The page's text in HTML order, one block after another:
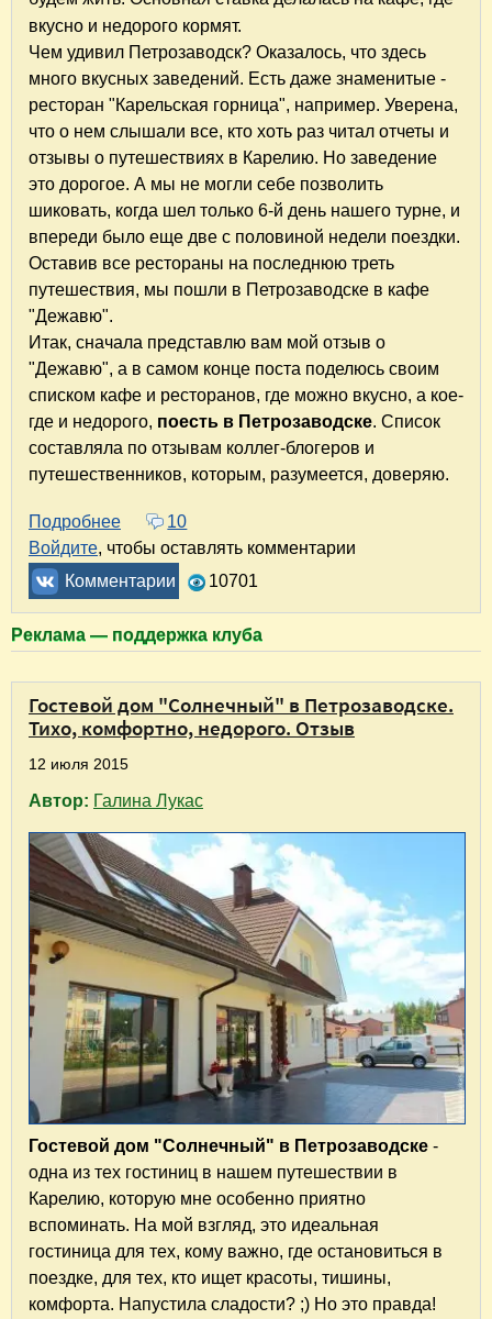
вкусно и недорого кормят.
Чем удивил Петрозаводск? Оказалось, что здесь
много вкусных заведений. Есть даже знаменитые -
ресторан "Карельская горница", например. Уверена,
что о нем слышали все, кто хоть раз читал отчеты и
отзывы о путешествиях в Карелию. Но заведение
это дорогое. А мы не могли себе позволить
шиковать, когда шел только 6-й день нашего турне, и
впереди было еще две с половиной недели поездки.
Оставив все рестораны на последнюю треть
путешествия, мы пошли в Петрозаводске в кафе
"Дежавю".
Итак, сначала представлю вам мой отзыв о
"Дежавю", а в самом конце поста поделюсь своим
списком кафе и ресторанов, где можно вкусно, а кое-
где и недорого, поесть в Петрозаводске. Список
составляла по отзывам коллег-блогеров и
путешественников, которым, разумеется, доверяю.
Подробнее о Где поесть в Петрозаводске? Кафе
10
Войдите, чтобы оставлять комментарии
Комментарии
10701
Реклама — поддержка клуба
Гостевой дом "Солнечный" в Петрозаводске.
Тихо, комфортно, недорого. Отзыв
12 июля 2015
Автор: Галина Лукас
Гостевой дом "Солнечный" в Петрозаводске -
одна из тех гостиниц в нашем путешествии в
Карелию, которую мне особенно приятно
вспоминать. На мой взгляд, это идеальная
гостиница для тех, кому важно, где остановиться в
поездке, для тех, кто ищет красоты, тишины,
комфорта. Напустила сладости? ;) Но это правда!